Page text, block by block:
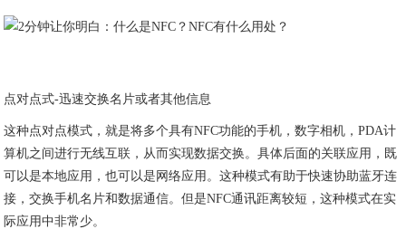
点对点式-迅速交换名片或者其他信息
这种点对点模式，就是将多个具有NFC功能的手机，数字相机，PDA计
算机之间进行无线互联，从而实现数据交换。具体后面的关联应用，既
可以是本地应用，也可以是网络应用。这种模式有助于快速协助蓝牙连
接，交换手机名片和数据通信。但是NFC通讯距离较短，这种模式在实
际应用中非常少。